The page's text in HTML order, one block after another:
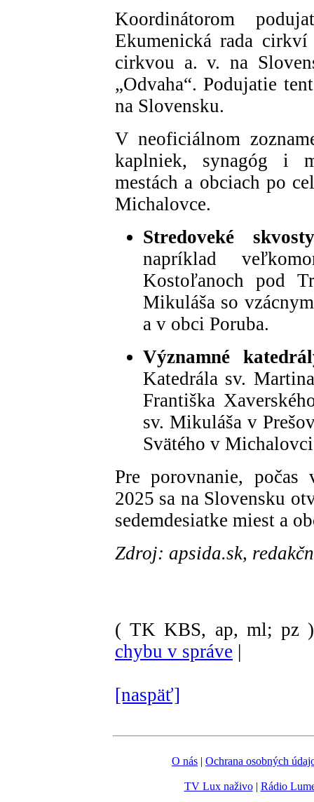
Koordinátorom
Ekumenická rada
cirkvou a. v. na
„Odvaha“. Podujatie
na Slovensku.
V neoficiálnom
kaplniek, synagóg i
mestách a obciach po
Michalovce.
Stredoveké
napríklad
Kostoľanoch pod
Mikuláša so
a v obci Poruba.
Významné
Katedrála sv.
Františka
sv. Mikuláša v
Svätého v
Pre porovnanie,
2025 sa na Slovensku
sedemdesiatke miest a
Zdroj: apsida.sk,
( TK KBS, ap, ml; pz )
chybu v správe |
[naspäť]
O nás | Ochrana osobných
TV Lux naživo| Rádio